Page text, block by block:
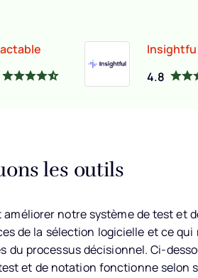
4.8
les outils
notre système de test et
de la sélection logicielle et ce qui
du processus décisionnel. Ci-
et de notation fonctionne selon